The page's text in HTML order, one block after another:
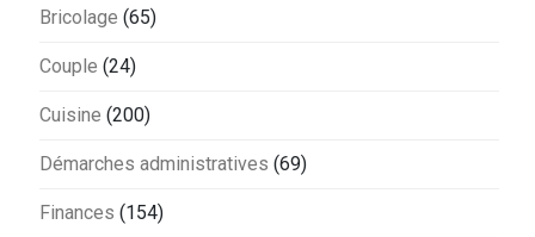
Bricolage (65)
Couple (24)
Cuisine (200)
Démarches administratives (69)
Finances (154)